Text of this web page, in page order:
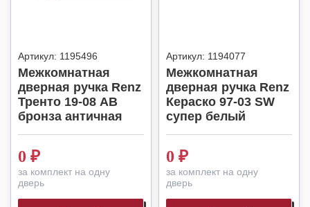
Артикул: 1195496
Межкомнатная
дверная ручка Renz
Тренто 19-08 AB
бронза античная
0 ₽
за комплект на одну
дверь
Артикул: 1194077
Межкомнатная
дверная ручка Renz
Кераско 97-03 SW
супер белый
0 ₽
за комплект на одну
дверь